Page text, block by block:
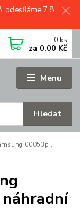
odesíláme 7.8. ...
Menu
Hledat
0 ks
za 0,00 Kč
00053p ,